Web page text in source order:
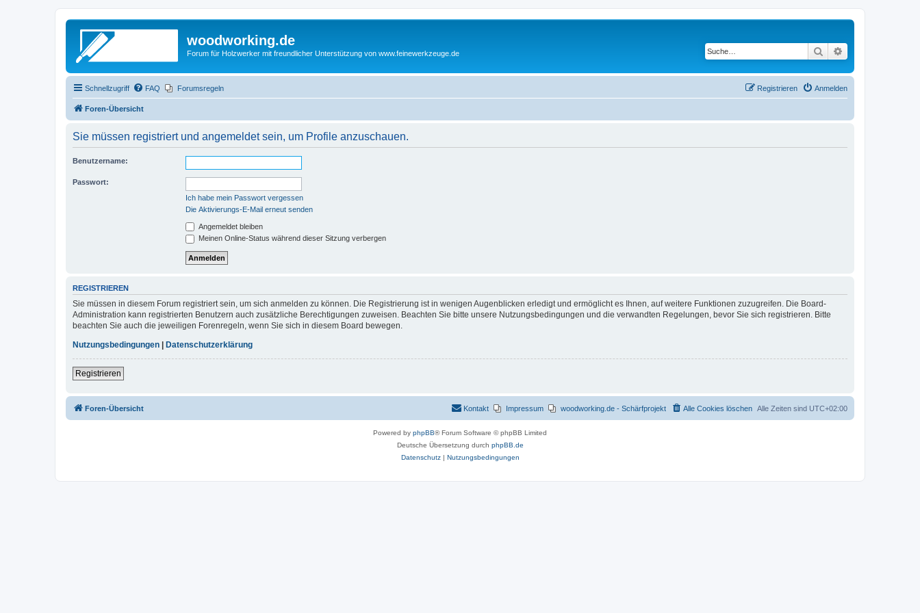
woodworking.de
Forum für Holzwerker mit freundlicher Unterstützung von www.feinewerkzeuge.de Suche
Schnellzugriff FAQ Forumsregeln Anmelden
Registrieren
Foren-Übersicht
Sie müssen registriert und angemeldet sein, um Profile anzuschauen.
Benutzername:
Passwort:
Ich habe mein Passwort vergessen
Die Aktivierungs-E-Mail erneut senden
Angemeldet bleiben
Meinen Online-Status während dieser Sitzung verbergen
REGISTRIEREN
Sie müssen in diesem Forum registriert sein, um sich anmelden zu können. Die Registrierung ist in wenigen Augenblicken erledigt und ermöglicht es Ihnen, auf weitere Funktionen zuzugreifen. Die Board-
Administration kann registrierten Benutzern auch zusätzliche Berechtigungen zuweisen. Beachten Sie bitte unsere Nutzungsbedingungen und die verwandten Regelungen, bevor Sie sich registrieren. Bitte
beachten Sie auch die jeweiligen Forenregeln, wenn Sie sich in diesem Board bewegen.
Nutzungsbedingungen
Datenschutzerklärung
Registrieren
Foren-Übersicht Alle Zeiten sind UTC+02:00
Alle Cookies löschen
woodworking.de - Schärfprojekt
Impressum
Kontakt
Powered by phpBB® Forum Software © phpBB Limited
Deutsche Übersetzung durch phpBB.de
Datenschutz| Nutzungsbedingungen